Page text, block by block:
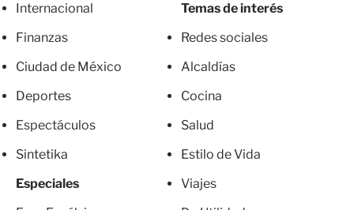
Internacional
Finanzas
Ciudad de México
Deportes
Espectáculos
Sintetika
Especiales
Temas de interés
Redes sociales
Alcaldías
Cocina
Salud
Estilo de Vida
Viajes